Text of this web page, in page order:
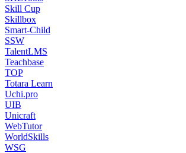
Skill Cup
Skillbox
Smart-Child
SSW
TalentLMS
Teachbase
TOP
Totara Learn
Uchi.pro
UIB
Unicraft
WebTutor
WorldSkills
WSG